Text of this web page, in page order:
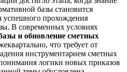
базы становится
успешного прохождения
В современных условиях
и обновление сметных
что требует от
инструментарием сметных
логики новых приказов